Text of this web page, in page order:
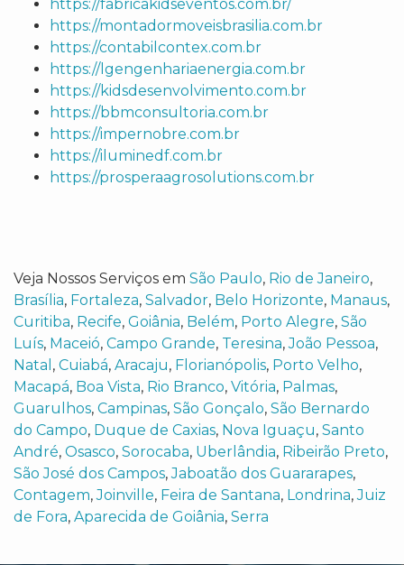
https://fabricakidseventos.com.br/
https://montadormoveisbrasilia.com.br
https://contabilcontex.com.br
https://lgengenhariaenergia.com.br
https://kidsdesenvolvimento.com.br
https://bbmconsultoria.com.br
https://impernobre.com.br
https://iluminedf.com.br
https://prosperaagrosolutions.com.br
Veja Nossos Serviços em São Paulo, Rio de Janeiro,
Brasília, Fortaleza, Salvador, Belo Horizonte, Manaus,
Curitiba, Recife, Goiânia, Belém, Porto Alegre, São
Luís, Maceió, Campo Grande, Teresina,João Pessoa,
Natal , Cuiabá, Aracaju, Florianópolis, Porto Velho,
Macapá, Boa Vista, Rio Branco, Vitória, Palmas,
Guarulhos, Campinas, São Gonçalo, São Bernardo
do Campo, Duque de Caxias, Nova Iguaçu, Santo
André, Osasco, Sorocaba, Uberlândia, Ribeirão Preto,
São José dos Campos,Jaboatão dos Guararapes,
Contagem,Joinville, Feira de Santana, Londrina,Juiz
de Fora, Aparecida de Goiânia, Serra